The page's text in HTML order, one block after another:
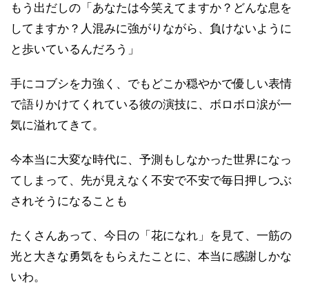
もう出だしの「あなたは今笑えてますか？どんな息を
してますか？人混みに強がりながら、負けないように
と歩いているんだろう」
手にコブシを力強く、でもどこか穏やかで優しい表情
で語りかけてくれている彼の演技に、ボロボロ涙が一
気に溢れてきて。
今本当に大変な時代に、予測もしなかった世界になっ
てしまって、先が見えなく不安で不安で毎日押しつぶ
されそうになることも
たくさんあって、今日の「花になれ」を見て、一筋の
光と大きな勇気をもらえたことに、本当に感謝しかな
いわ。